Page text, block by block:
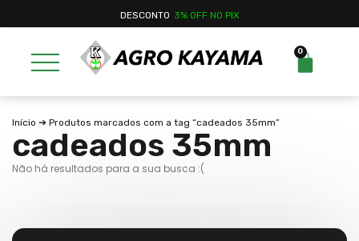
DESCONTO 3% OFF NO PIX
0
Início ➔ Produtos marcados com a tag “cadeados 35mm”
cadeados 35mm
Não há resultados para a sua busca :(